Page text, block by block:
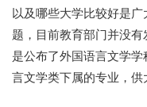
以及哪些大学比较好是
题，目前教育部门并没
是公布了外国语言文学
言文学类下属的专业，供